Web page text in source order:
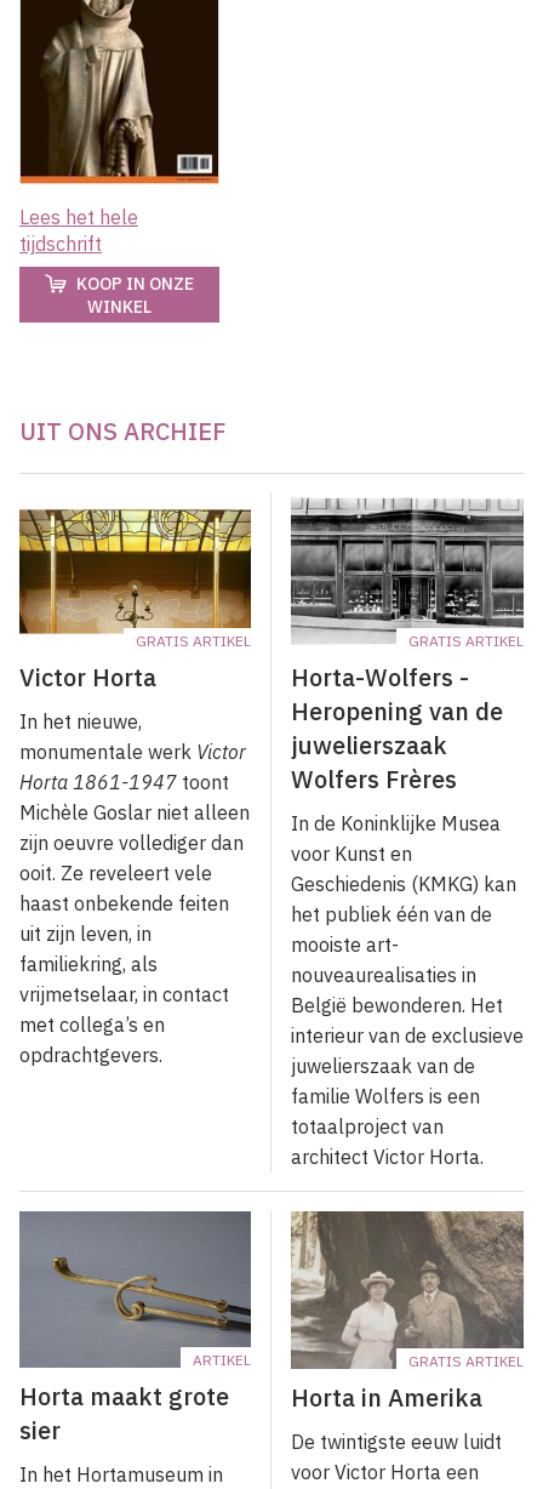
Lees het hele
tijdschrift
KOOP IN ONZE
WINKEL
UIT ONS ARCHIEF
GRATIS ARTIKEL
Victor Horta
In het nieuwe,
monumentale werk Victor
Horta 1861-1947 toont
Michèle Goslar niet alleen
zijn oeuvre vollediger dan
ooit. Ze reveleert vele
haast onbekende feiten
uit zijn leven, in
familiekring, als
vrijmetselaar, in contact
met collega’s en
opdrachtgevers.
GRATIS ARTIKEL
Horta-Wolfers -
Heropening van de
juwelierszaak
Wolfers Frères
In de Koninklijke Musea
voor Kunst en
Geschiedenis (KMKG) kan
het publiek één van de
mooiste art-
nouveaurealisaties in
België bewonderen. Het
interieur van de exclusieve
juwelierszaak van de
familie Wolfers is een
totaalproject van
architect Victor Horta.
ARTIKEL
Horta maakt grote
sier
In het Hortamuseum in
GRATIS ARTIKEL
Horta in Amerika
De twintigste eeuw luidt
voor Victor Horta een